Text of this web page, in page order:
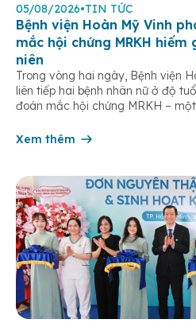
05/08/2026•TIN TỨC
Bệnh viện Hoàn Mỹ Vinh
mắc hội chứng MRKH
niên
Trong vòng hai ngày, Bệnh viện
liên tiếp hai bệnh nhân nữ ở độ
đoán mắc hội chứng MRKH –
tuổi dậy thì. […]
Xem thêm